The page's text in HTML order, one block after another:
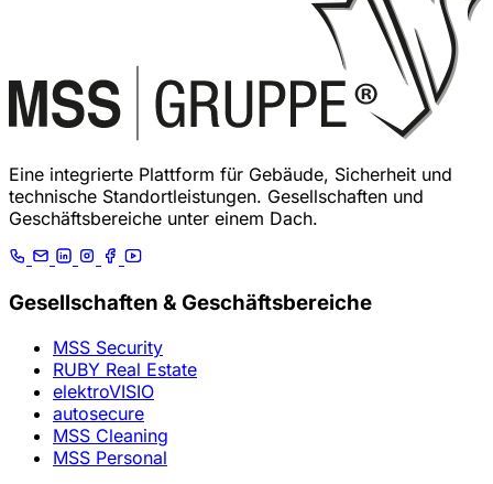
Eine integrierte Plattform für Gebäude, Sicherheit und
technische Standortleistungen. Gesellschaften und
Geschäftsbereiche unter einem Dach.
Gesellschaften & Geschäftsbereiche
MSS Security
RUBY Real Estate
elektroVISIO
autosecure
MSS Cleaning
MSS Personal